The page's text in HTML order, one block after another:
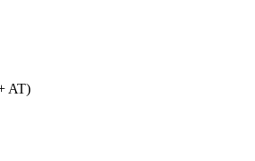
AT)